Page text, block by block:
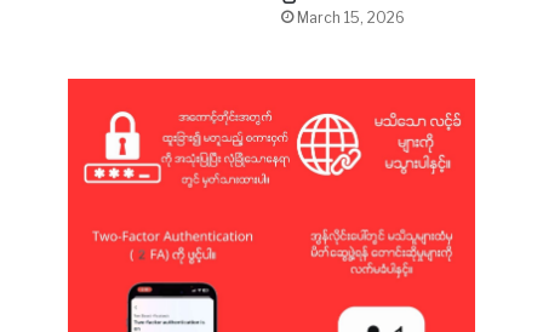
March 15, 2026